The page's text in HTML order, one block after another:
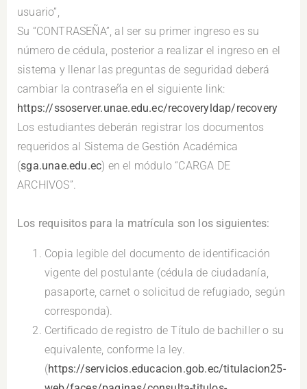
usuario”,
Su “CONTRASEÑA”, al ser su primer ingreso es su
número de cédula, posterior a realizar el ingreso en el
sistema y llenar las preguntas de seguridad deberá
cambiar la contraseña en el siguiente link:
https://ssoserver.unae.edu.ec/recoveryldap/recovery
Los estudiantes deberán registrar los documentos
requeridos al Sistema de Gestión Académica
(sga.unae.edu.ec) en el módulo “CARGA DE
ARCHIVOS”.
Los requisitos para la matrícula son los siguientes:
Copia legible del documento de identificación
vigente del postulante (cédula de ciudadanía,
pasaporte, carnet o solicitud de refugiado, según
corresponda).
Certificado de registro de Título de bachiller o su
equivalente, conforme la ley.
(https://servicios.educacion.gob.ec/titulacion25-